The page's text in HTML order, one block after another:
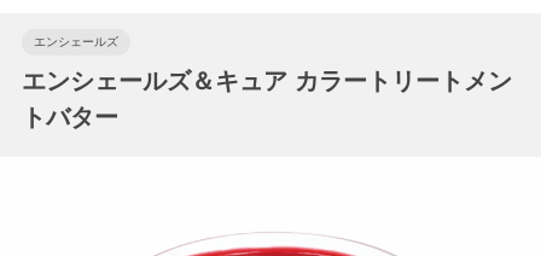
エンシェールズ
エンシェールズ＆キュア カラートリートメン
トバター